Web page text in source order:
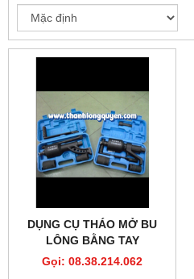
DỤNG CỤ THÁO MỞ BU
LÔNG BẰNG TAY
Gọi: 08.38.214.062